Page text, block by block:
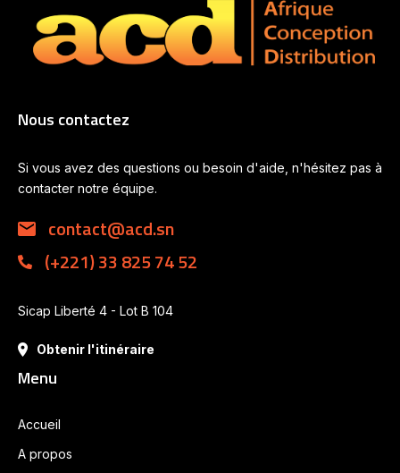
Nous contactez
Si vous avez des questions ou besoin d'aide, n'hésitez pas à
contacter notre équipe.
contact@acd.sn
(+221) 33 825 74 52
Sicap Liberté 4 - Lot B 104
Obtenir l'itinéraire
Menu
Accueil
A propos